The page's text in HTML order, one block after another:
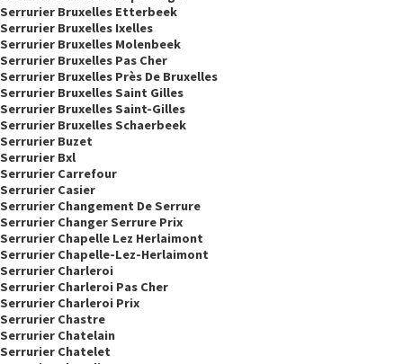
Serrurier Bruxelles Etterbeek
Serrurier Bruxelles Ixelles
Serrurier Bruxelles Molenbeek
Serrurier Bruxelles Pas Cher
Serrurier Bruxelles Près De Bruxelles
Serrurier Bruxelles Saint Gilles
Serrurier Bruxelles Saint-Gilles
Serrurier Bruxelles Schaerbeek
Serrurier Buzet
Serrurier Bxl
Serrurier Carrefour
Serrurier Casier
Serrurier Changement De Serrure
Serrurier Changer Serrure Prix
Serrurier Chapelle Lez Herlaimont
Serrurier Chapelle-Lez-Herlaimont
Serrurier Charleroi
Serrurier Charleroi Pas Cher
Serrurier Charleroi Prix
Serrurier Chastre
Serrurier Chatelain
Serrurier Chatelet